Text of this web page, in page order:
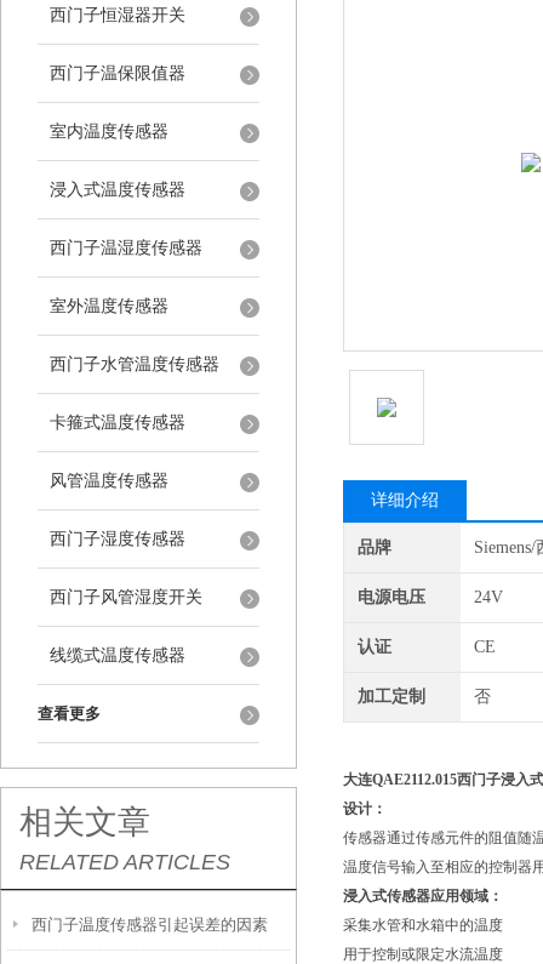
西门子恒湿器开关
西门子温保限值器
室内温度传感器
浸入式温度传感器
西门子温湿度传感器
室外温度传感器
西门子水管温度传感器
卡箍式温度传感器
风管温度传感器
西门子湿度传感器
西门子风管湿度开关
线缆式温度传感器
查看更多
相关文章
RELATED ARTICLES
西门子温度传感器引起误差的因素
详细介绍
品牌
电源电压 24V
认证 CE
加工定制 否
大连QAE2112.015西门子浸入
设计：
传感器通过传感元件的阻值随
温度信号输入至相应的控制器
浸入式传感器应用领域：
采集水管和水箱中的温度
用于控制或限定水流温度